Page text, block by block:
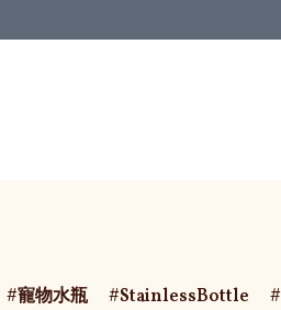
寵物水瓶 StainlessBottle